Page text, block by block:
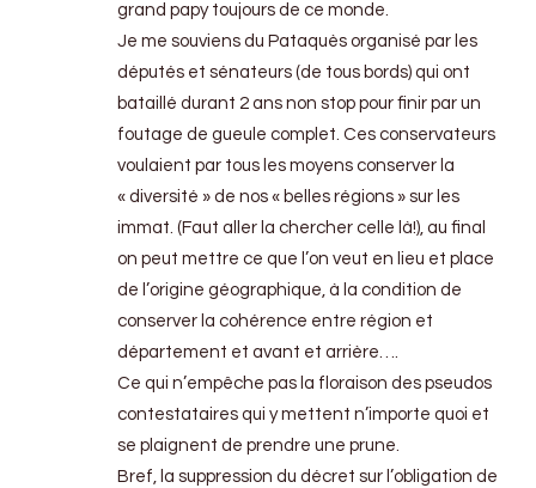
grand papy toujours de ce monde.
Je me souviens du Pataquès organisé par les
députés et sénateurs (de tous bords) qui ont
bataillé durant 2 ans non stop pour finir par un
foutage de gueule complet. Ces conservateurs
voulaient par tous les moyens conserver la
« diversité » de nos « belles régions » sur les
immat. (Faut aller la chercher celle là!), au final
on peut mettre ce que l’on veut en lieu et place
de l’origine géographique, à la condition de
conserver la cohérence entre région et
département et avant et arrière….
Ce qui n’empêche pas la floraison des pseudos
contestataires qui y mettent n’importe quoi et
se plaignent de prendre une prune.
Bref, la suppression du décret sur l’obligation de